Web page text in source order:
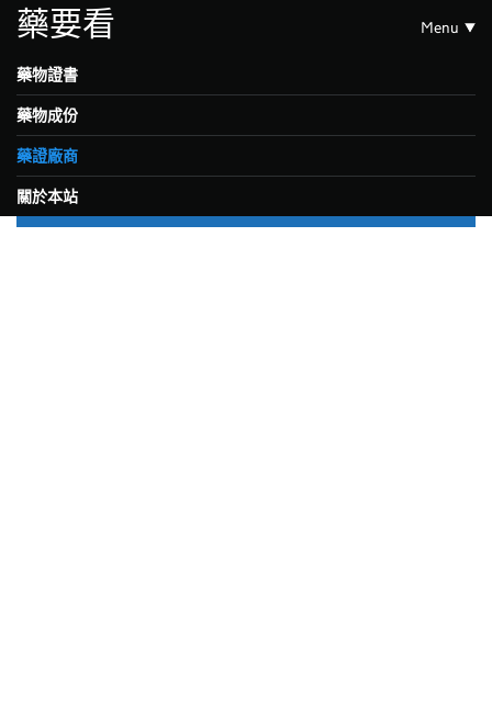
藥要看 Menu
藥物證書
藥物成份
藥證廠商
關於本站